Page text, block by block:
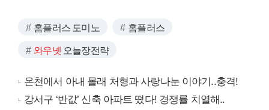
홈플러스 도미노 홈플러스
와우넷 오늘장전략
온천에서 아내 몰래 처형과 사랑나눈 이야기..충격!
강서구 ‘반값’ 신축 아파트 떴다! 경쟁률 치열해..